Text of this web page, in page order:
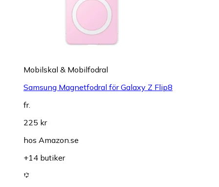
Mobilskal & Mobilfodral
Samsung Magnetfodral för Galaxy Z Flip8
fr.
225 kr
hos Amazon.se
+14 butiker